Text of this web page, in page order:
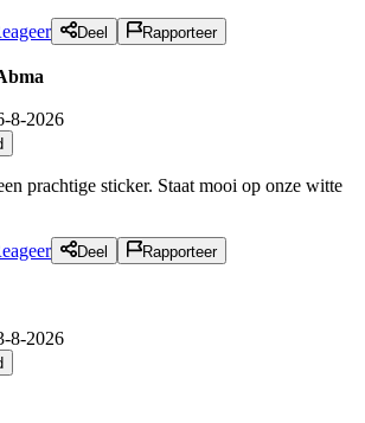
Deel Rapporteer
8-2026
prachtige sticker. Staat mooi op onze witte
Deel Rapporteer
8-2026